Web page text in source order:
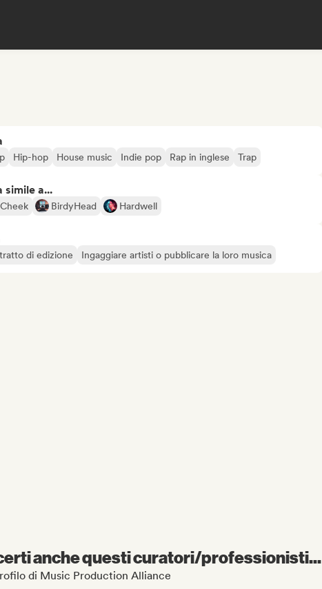
Hip-hop House music Indie pop Rap in inglese Trap
simile a...
Cheek BirdyHead Hardwell
di edizione Ingaggiare artisti o pubblicare la loro musica
anche questi curatori/professionisti...
di Music Production Alliance